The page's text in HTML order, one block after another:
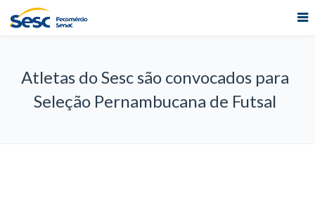
Atletas do Sesc são convocados para
Seleção Pernambucana de Futsal